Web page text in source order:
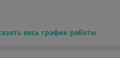
весь график работы